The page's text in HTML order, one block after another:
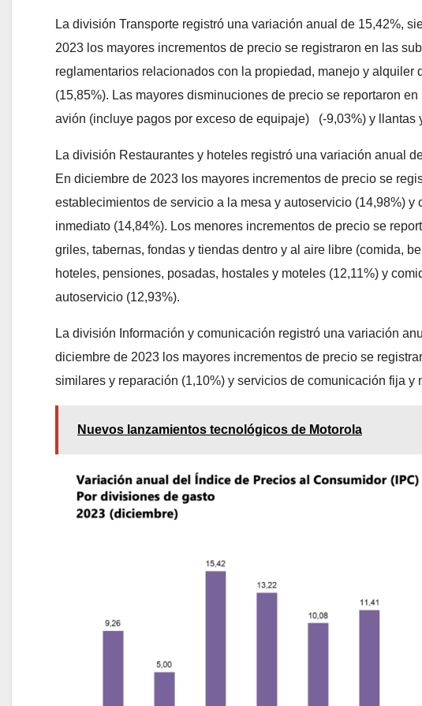
La división Transporte registró una variación anual de 15,42%,
2023 los mayores incrementos de precio se registraron en las
reglamentarios relacionados con la propiedad, manejo y alquiler
(15,85%). Las mayores disminuciones de precio se reportaron
avión (incluye pagos por exceso de equipaje) (-9,03%) y llantas
La división Restaurantes y hoteles registró una variación anual
En diciembre de 2023 los mayores incrementos de precio se
establecimientos de servicio a la mesa y autoservicio (14,98%)
inmediato (14,84%). Los menores incrementos de precio se
griles, tabernas, fondas y tiendas dentro y al aire libre (comida,
hoteles, pensiones, posadas, hostales y moteles (12,11%) y
autoservicio (12,93%).
La división Información y comunicación registró una variación
diciembre de 2023 los mayores incrementos de precio se
similares y reparación (1,10%) y servicios de comunicación fija y
Nuevos lanzamientos tecnológicos de Motorola